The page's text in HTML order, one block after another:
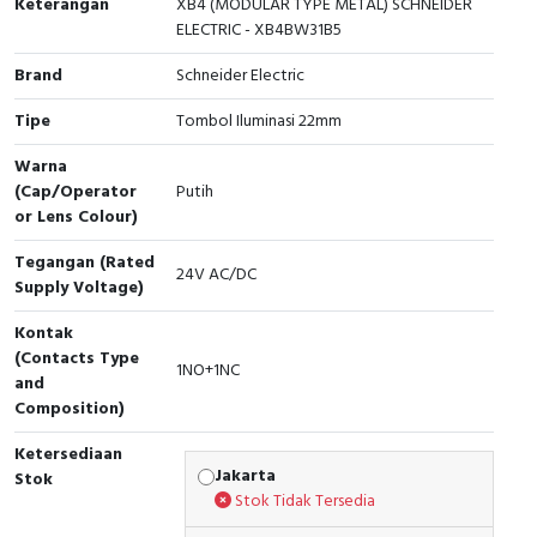
Cable Operated Switch
Signalling Columns
Safety Sensors
Pressure Switch
Ultrasonic & Rotary Encoder
Limit Switch
Inductive Sensors
Photoelectric
Cam Switch
ELECTRIC - XB4BW31B5
Brand
Schneider Electric
Tipe
Tombol Iluminasi 22mm
Warna
(Cap/Operator
or Lens Colour)
Putih
Tegangan (Rated
Supply Voltage)
24V AC/DC
Kontak
(Contacts Type
and
Composition)
1NO+1NC
Ketersediaan
Stok
Jakarta
Stok Tidak Tersedia